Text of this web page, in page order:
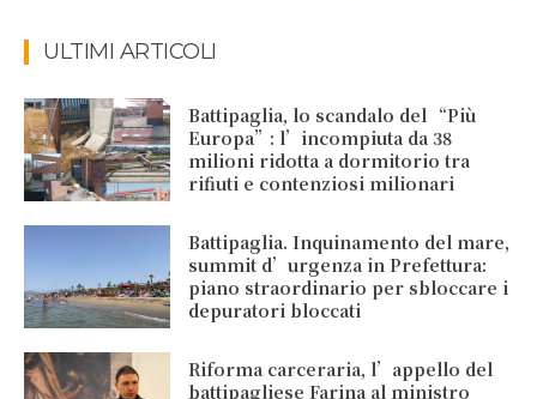
ULTIMI ARTICOLI
Battipaglia, lo scandalo del “Più
Europa”: l’incompiuta da 38
milioni ridotta a dormitorio tra
rifiuti e contenziosi milionari
Battipaglia. Inquinamento del mare,
summit d’urgenza in Prefettura:
piano straordinario per sbloccare i
depuratori bloccati
Riforma carceraria, l’appello del
battipagliese Farina al ministro